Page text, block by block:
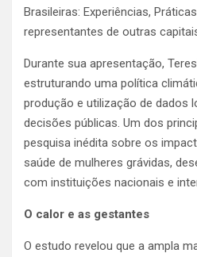
Brasileiras: Experiências,
representantes de outras
Durante sua apresentação,
estruturando uma política
produção e utilização de dados
decisões públicas. Um dos
pesquisa inédita sobre os
saúde de mulheres grávidas,
com instituições nacionais e
O calor e as gestantes
O estudo revelou que a ampla